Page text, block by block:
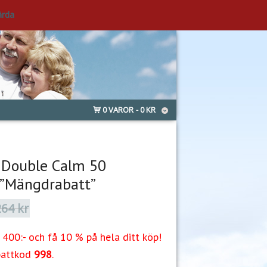
0 VAROR 0 KR
Calm 50
krDet
ursprungliga
var:
264 kr.
Det
nuvarande
är:
219 kr.
och få 10 % på hela ditt köp!
998.